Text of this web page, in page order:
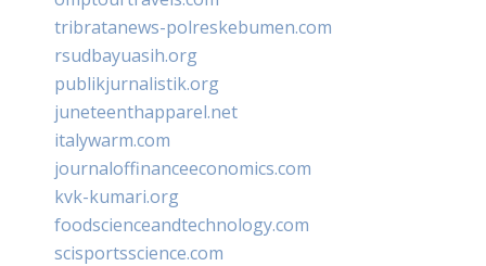
tribratanews-polreskebumen.com
rsudbayuasih.org
publikjurnalistik.org
juneteenthapparel.net
italywarm.com
journaloffinanceeconomics.com
kvk-kumari.org
foodscienceandtechnology.com
scisportsscience.com